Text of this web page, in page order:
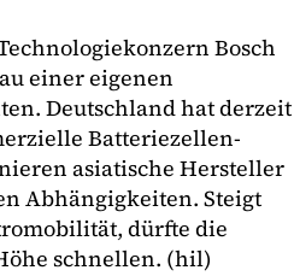
Bosch
einer eigenen
Deutschland hat derzeit
Batteriezellen-
asiatische Hersteller
Abhängigkeiten. Steigt
dürfte die
schnellen. (hil)